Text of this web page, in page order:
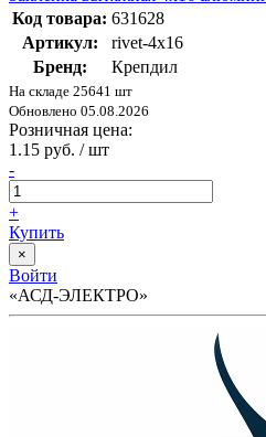
Код товара: 631628
Артикул:
rivet-4х16
Бренд:
Крепдил
На складе 25641 шт
Обновлено 05.08.2026
Розничная цена:
1.15 руб. / шт
-
+
Купить
×
Войти
«АСД-ЭЛЕКТРО»